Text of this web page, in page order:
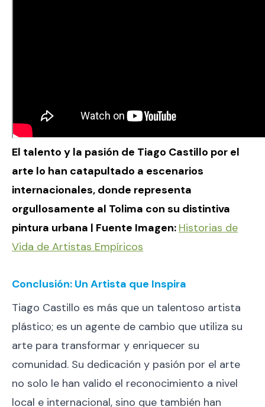
El talento y la pasión de Tiago Castillo por el
arte lo han catapultado a escenarios
internacionales, donde representa
orgullosamente al Tolima con su distintiva
pintura urbana | Fuente Imagen: Historias de
Vida de Artistas Empíricos
Conclusión: Un Artista que Inspira
Tiago Castillo es más que un talentoso artista
plástico; es un agente de cambio que utiliza su
arte para transformar y enriquecer su
comunidad. Su dedicación y pasión por el arte
no solo le han valido el reconocimiento a nivel
local e internacional, sino que también han